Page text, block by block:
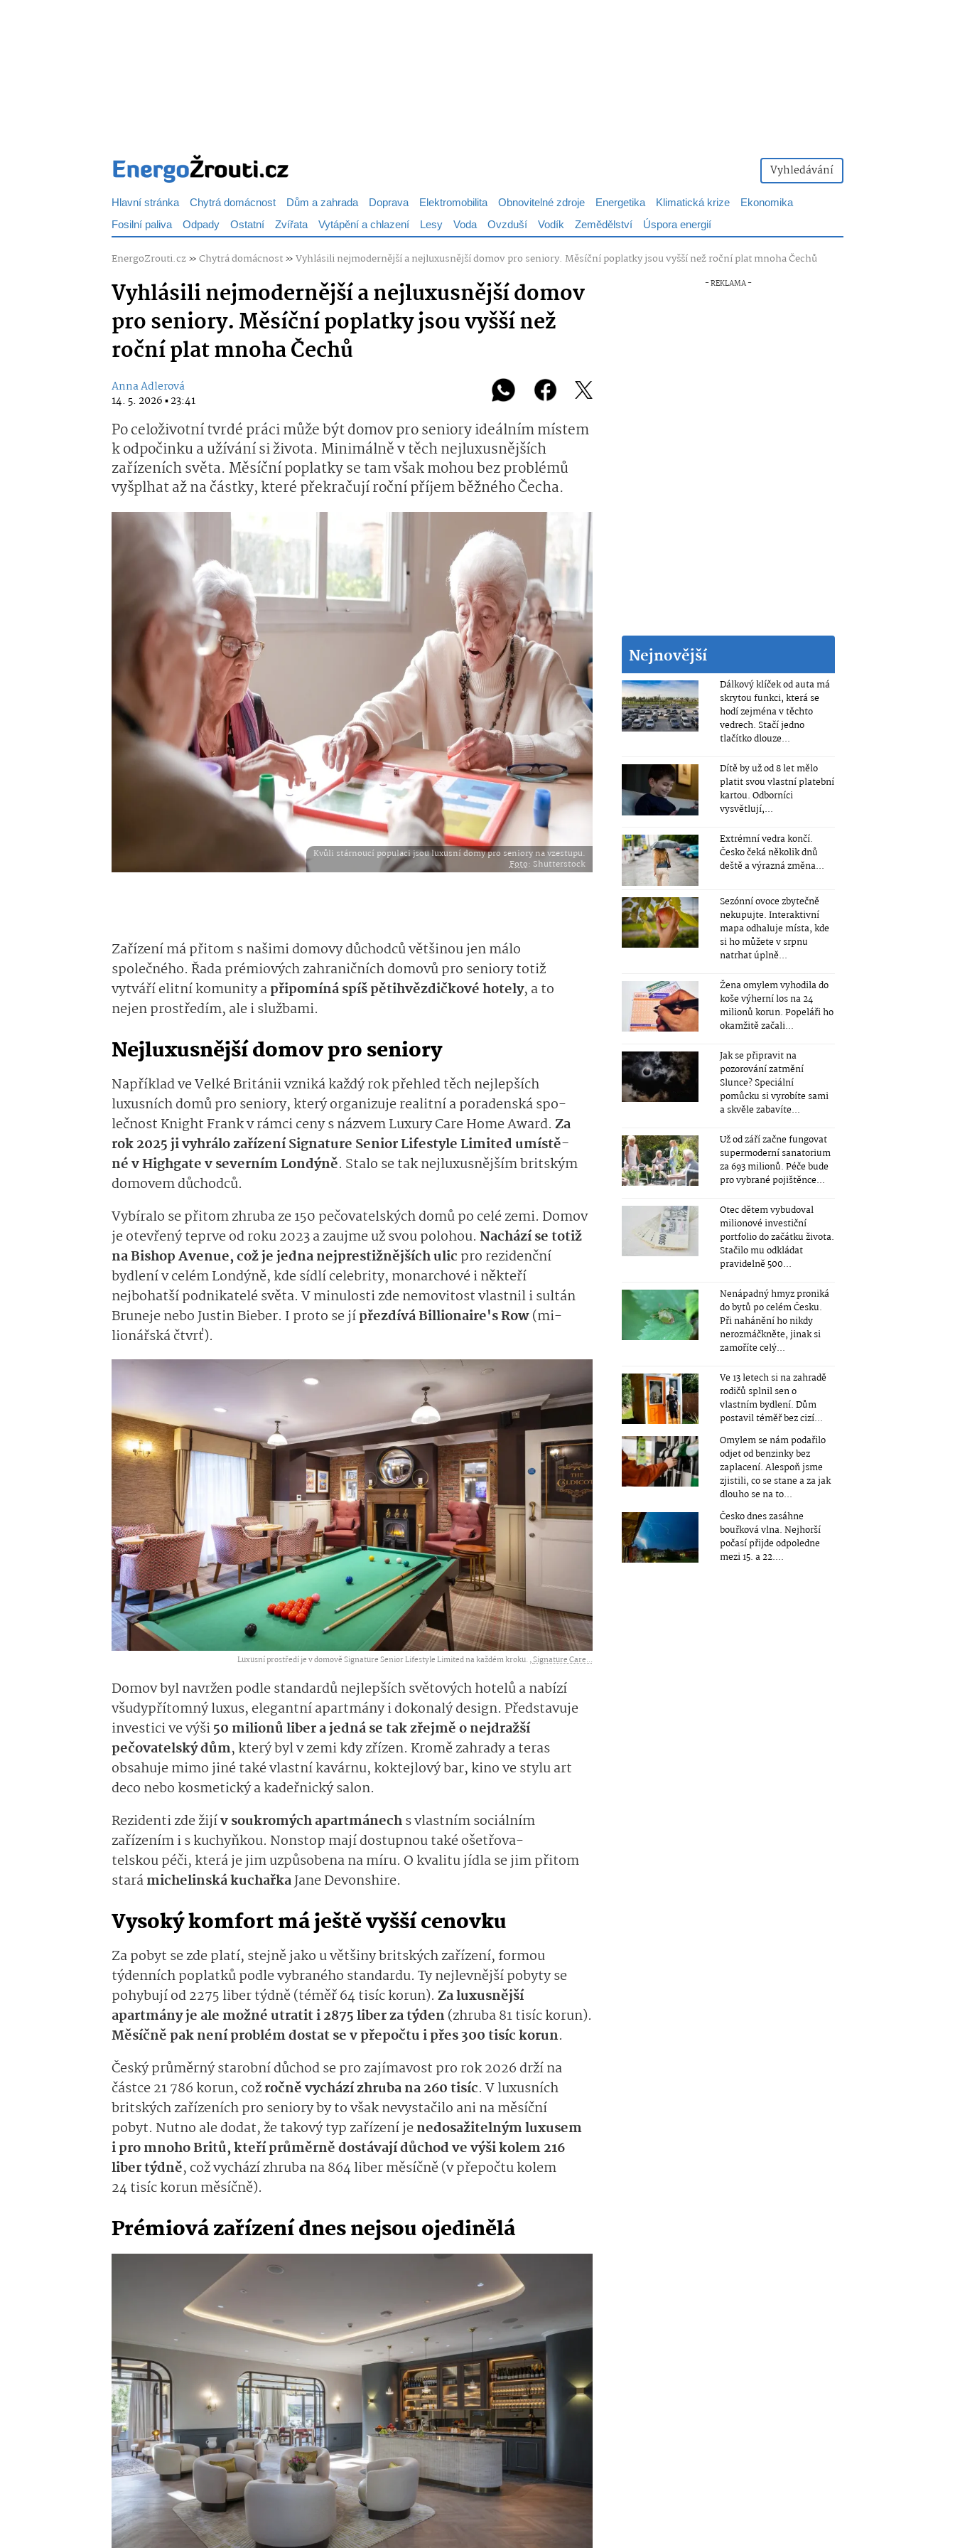
Vyhledávání
Hlavní stránka Chytrá domácnost Dům a zahrada Doprava Elektromobilita Obnovitelné zdroje Energetika Klimatická krize
Ekonomika
Fosilní paliva Odpady Ostatní Zvířata Vytápění a chlazení Lesy Voda Ovzduší Vodík Zemědělství Úspora energií
EnergoZrouti.cz»Chytrá domácnost»Vyhlásili nejmodernější a nejluxusnější domov pro seniory. Měsíční poplatky jsou vyšší než roční plat mnoha Čechů
Vyhlásili nejmodernější a nejluxusnější domov
pro seniory. Měsíční poplatky jsou vyšší než
roční plat mnoha Čechů
Anna Adlerová
14. 5. 2026 ▪ 23:41
Po celoživotní tvrdé práci může být domov pro seniory ideálním místem
k odpočinku a užívání si života. Minimálně v těch nejluxusnějších
zařízeních světa. Měsíční poplatky se tam však mohou bez problémů
vyšplhat až na částky, které překračují roční příjem běžného Čecha.
Kvůli stárnoucí populaci jsou luxusní domy pro seniory na vzestupu.
Foto: Shutterstock
Zařízení má přitom s našimi domovy důchodcůvětši­noujen málo
společného. Řada prémiovýchzah­raničníchdomo­vůpro seniory totiž
vytváří elitníkomuni­tyapřipomínáspíš pětihvězdičkové hotely, a to
nejen prostředím, ale i službami.
Nejluxusnější domov pro seniory
Například veVelké Britániivzniká každý rok přehledtěchnej­lepších
luxusních domů pro seniory, kterýorganizu­jerealitní aporadenskáspo­
lečnost Knight Fran­kv rámci cenys názvemLu­xuryCareHomeA­ward. Za
rok 2025 jivyhrá­lozařízeníSig­nature Senior Lifestyle Limitedumístě­
névHighgatev se­verním Londýně. Stalo se taknejluxusnějším britským
domovem důchodců.
Vybíralo se přitom zhruba ze 150 pečovatelských domů po celé zemi. Domov
je otevřenýteprve od roku 2023a zaujme už svou polohou. Nachází se totiž
naBishopAvenue, což je jednanejpres­tižnějších ulic pro rezidenční
bydlení v celém Londýně, kde sídlí celebrity, monarchové i někteří
nejbohatší podnikatelé světa. V minu­losti zde nemovitost vlastnil i sultán
Bruneje nebo JustinBieber­. I proto se jípřezdíváBilli­onaire'sRow(mi­
lionářská čtvrť).
Luxusní prostředí je v domově Signature Senior Lifestyle Limited na každém kroku. ,Signature Care...
Domovbyl navržen podle standardů nejlepších světových hotelů anabízí
všudypřítomný luxus, elegantní apartmányido­konalý design. Předsta­vuje
investici ve výši50 milionů liber a jedná se tak zřejmě o nejdražší
pečovatelský dům, který byl v zemi kdy zřízen. Kromě zahrady a teras
obsahuje mimo jinétakévlastní kavárnu, koktejlový bar, kino ve stylu art
deco nebo kosmetický a kadeřnický salon.
Rezidenti zde žijívsoukromých apartmánechs vlastním sociálním
zařízením iskuchyňkou­. Nonstop majídostupnou takéošetřova­
telskoupéči, která je jim uzpůsobena na míru. O kvalitu jídla se jim přitom
starámichelin­skákuchařkaJaneDevonshi­re.
Vysoký komfort má ještě vyšší cenovku
Za pobyt se zde platí, stejně jako u většiny britských zařízení, formou
týdenních poplatků podle vybraného standardu. Ty nejlevnější pobyty se
pohybují od 2275 liber týdně(téměř64ti­síc korun). Za luxusnější
apartmány je ale možné utratit i 2875 liber za týden(zhruba 81tisíc korun).
Měsíčně pak není problém dostat sev přepočtu i přes300 tisíc korun.
Český průměrný starobní důchod se pro zajímavost pro rok 2026 drží na
částce 21 786 korun, cožročně vychází zhruba na 260 tisíc. V lu­xusních
britských zařízeních pro seniory by tovšaknevystačilo ani na měsíční
pobyt. Nutno ale dodat, že takový typ zařízení jenedosažitel­nýmluxusem
i pro mnoho Britů, kteří průměrně dostávají důchod ve výšikolem216
liber týdně, což vychází zhruba na864 liber měsíčně (v přepočtu kolem
24tisíc korun měsíčně).
Prémiová zařízenídnesnej­sou ojedinělá
Nejnovější
Dálkový klíček od auta má
skrytou funkci, která se
hodí zejména v těchto
vedrech. Stačí jedno
tlačítko dlouze...
Dítě by už od 8 let mělo
platit svou vlastní platební
kartou. Odborníci
vysvětlují,...
Extrémní vedra končí.
Česko čeká několik dnů
deště a výrazná změna...
Sezónní ovoce zbytečně
nekupujte. Interaktivní
mapa odhaluje místa, kde
si ho můžete v srpnu
natrhat úplně...
Žena omylem vyhodila do
koše výherní los na 24
milionů korun. Popeláři ho
okamžitě začali...
Jak se připravit na
pozorování zatmění
Slunce? Speciální
pomůcku si vyrobíte sami
a skvěle zabavíte...
Už od září začne fungovat
supermoderní sanatorium
za 693 milionů. Péče bude
pro vybrané pojištěnce...
Otec dětem vybudoval
milionové investiční
portfolio do začátku života.
Stačilo mu odkládat
pravidelně 500...
Nenápadný hmyz proniká
do bytů po celém Česku.
Při nahánění ho nikdy
nerozmáčkněte, jinak si
zamoříte celý...
Ve 13 letech si na zahradě
rodičů splnil sen o
vlastním bydlení. Dům
postavil téměř bez cizí...
Omylem se nám podařilo
odjet od benzinky bez
zaplacení. Alespoň jsme
zjistili, co se stane a za jak
dlouho se na to...
Česko dnes zasáhne
bouřková vlna. Nejhorší
počasí přijde odpoledne
mezi 15. a 22....